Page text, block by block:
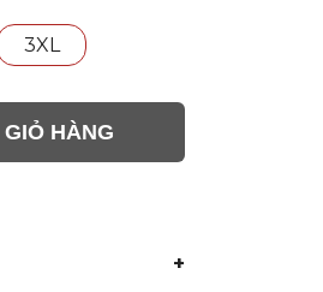
3XL
HÀNG
+